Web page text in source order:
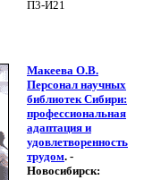
П3-И21
Макеева О.В.
Персонал научных
библиотек Сибири:
профессиональная
адаптация и
удовлетворенность
трудом. -
Новосибирск: